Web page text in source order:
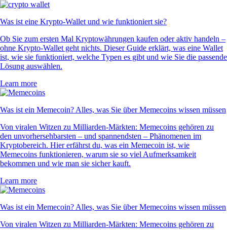
Was ist eine Krypto-Wallet und wie funktioniert sie?
Ob Sie zum ersten Mal Kryptowährungen kaufen oder aktiv handeln –
ohne Krypto-Wallet geht nichts. Dieser Guide erklärt, was eine Wallet
ist, wie sie funktioniert, welche Typen es gibt und wie Sie die passende
Lösung auswählen.
Learn more
Was ist ein Memecoin? Alles, was Sie über Memecoins wissen müssen
Von viralen Witzen zu Milliarden-Märkten: Memecoins gehören zu
den unvorhersehbarsten – und spannendsten – Phänomenen im
Kryptobereich. Hier erfährst du, was ein Memecoin ist, wie
Memecoins funktionieren, warum sie so viel Aufmerksamkeit
bekommen und wie man sie sicher kauft.
Learn more
Was ist ein Memecoin? Alles, was Sie über Memecoins wissen müssen
Von viralen Witzen zu Milliarden-Märkten: Memecoins gehören zu